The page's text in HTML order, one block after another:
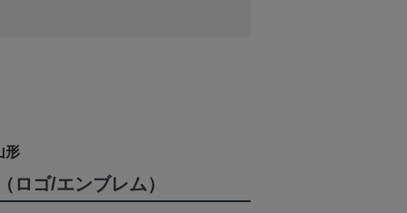
形
ロゴ/エンブレム）